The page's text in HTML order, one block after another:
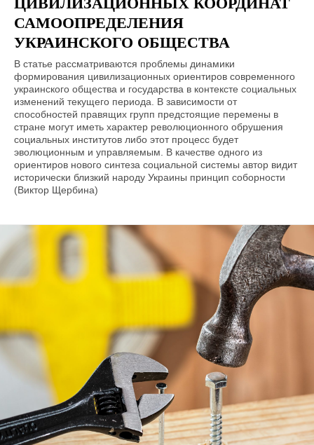
САМООПРЕДЕЛЕНИЯ
УКРАИНСКОГО ОБЩЕСТВА
В статье рассматриваются проблемы динамики
формирования цивилизационных ориентиров современного
украинского общества и государства в контексте социальных
изменений текущего периода. В зависимости от
способностей правящих групп предстоящие перемены в
стране могут иметь характер революционного обрушения
социальных институтов либо этот процесс будет
эволюционным и управляемым. В качестве одного из
ориентиров нового синтеза социальной системы автор видит
исторически близкий народу Украины принцип соборности
(Виктор Щербина)